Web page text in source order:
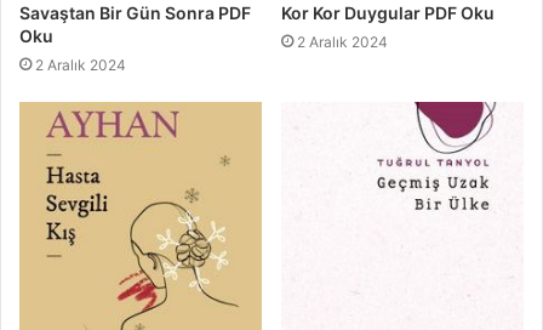
Savaştan Bir Gün Sonra PDF
Oku
2 Aralık 2024
Kor Kor Duygular PDF Oku
2 Aralık 2024